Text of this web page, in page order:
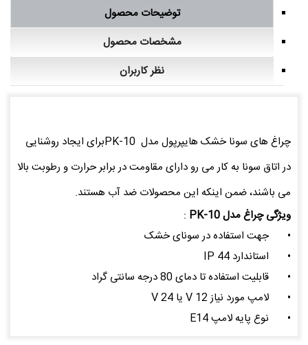
توضیحات محصول
مشخصات محصول
نظر کاربران
چراغ های سونا خشک هایپرپول مدل PK-10برای ایجاد روشنایی
در اتاق سونا به کار می رو دارای مقاومت در برابر حرارت و رطوبت بالا
می باشند، ضمن اینکه این محصولات ضد آب هستند.
ویژگی چراغ مدل PK-10
:
•
جهت استفاده در سونای خشک
•
استاندارد IP 44
•
قابلیت استفاده تا دمای 80 درجه سانتی گراد
•
لامپ مورد نیاز V 12 یا 24 V
•
نوع پایه لامپ E14